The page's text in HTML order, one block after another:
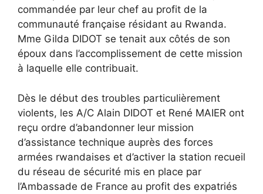
commandée par leur chef au profit de la
communauté française résidant au Rwanda.
Mme Gilda DIDOT se tenait aux côtés de son
époux dans l’accomplissement de cette mission
à laquelle elle contribuait.
Dès le début des troubles particulièrement
violents, les A/C Alain DIDOT et René MAIER ont
reçu ordre d’abandonner leur mission
d’assistance technique auprès des forces
armées rwandaises et d’activer la station recueil
du réseau de sécurité mis en place par
l’Ambassade de France au profit des expatriés